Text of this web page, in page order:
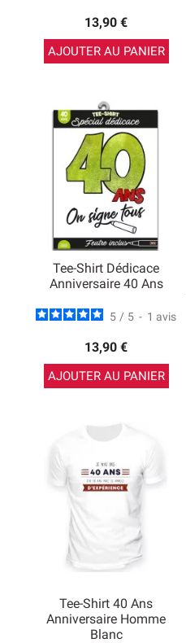
13,90 €
AJOUTER AU PANIER
Tee-Shirt Dédicace
Anniversaire 40 Ans
5 / 5 - 1 avis
13,90 €
AJOUTER AU PANIER
Tee-Shirt 40 Ans
Anniversaire Homme
Blanc